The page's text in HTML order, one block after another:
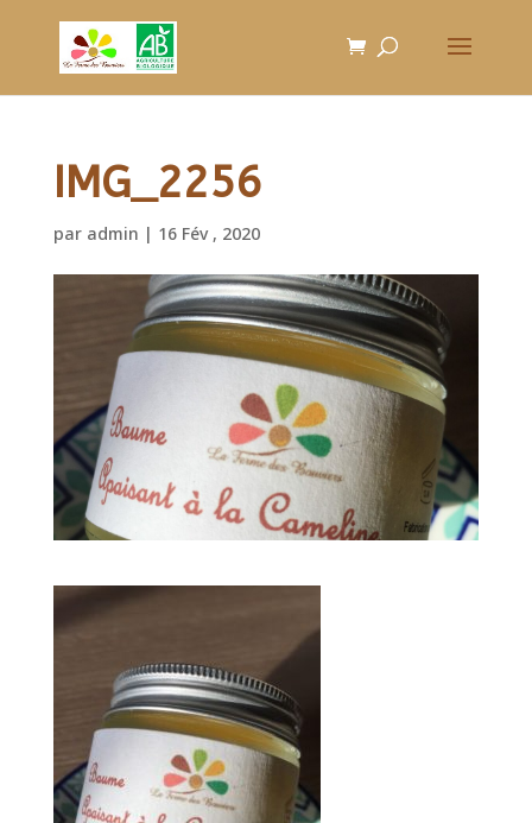
IMG_2256
par admin | 16 Fév , 2020